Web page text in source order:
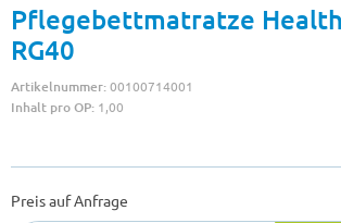
Pflegebettmatratze
RG40
Artikelnummer:00100714001
Inhalt pro OP: 1,00
Preis auf Anfrage